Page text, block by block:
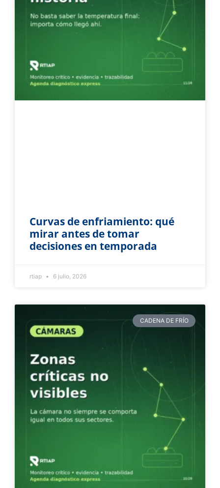
Curvas de enfriamiento: qué
mirar antes de tomar
decisiones en temporada
rtiap 6 julio, 2026
CADENA DE FRÍO